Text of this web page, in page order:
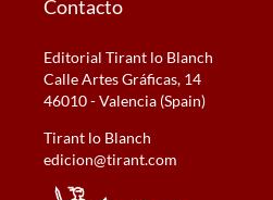
Contacto
Editorial Tirant lo Blanch
Calle Artes Gráficas, 14
46010 - Valencia (Spain)
Tirant lo Blanch
edicion@tirant.com